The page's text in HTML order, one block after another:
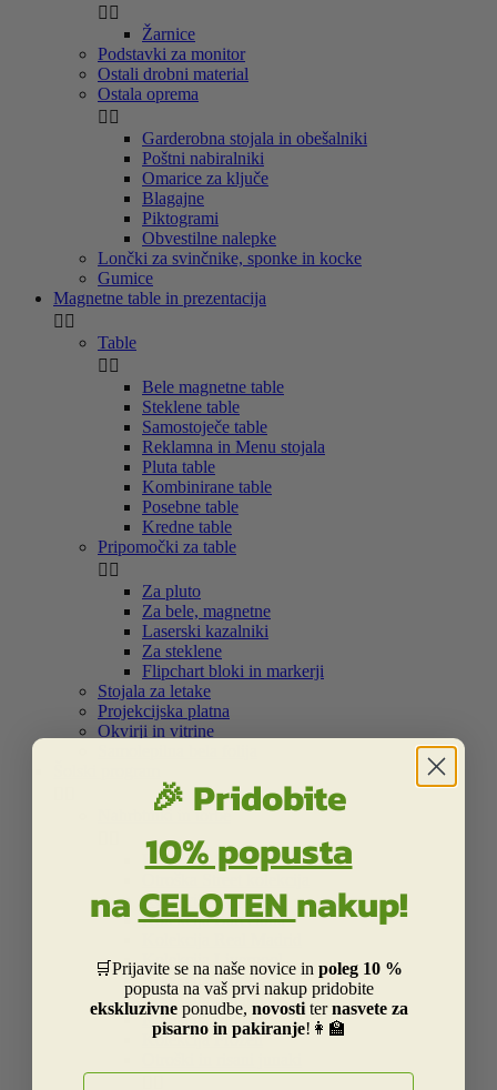
 
Žarnice
Podstavki za monitor
Ostali drobni material
Ostala oprema
 
Garderobna stojala in obešalniki
Poštni nabiralniki
Omarice za ključe
Blagajne
Piktogrami
Obvestilne nalepke
Lončki za svinčnike, sponke in kocke
Gumice
Magnetne table in prezentacija
 
Table
 
Bele magnetne table
Steklene table
Samostoječe table
Reklamna in Menu stojala
Pluta table
Kombinirane table
Posebne table
Kredne table
Pripomočki za table
 
Za pluto
Za bele, magnetne
Laserski kazalniki
Za steklene
Flipchart bloki in markerji
Stojala za letake
Projekcijska platna
Okvirji in vitrine
Nahrbtniki in torbe
Kolekcija Street
Kolekcija Centrum
Kolekcija Barcelona
Kolekcija Liverpool
Kolekcija Dakar
Kolekcija Catalina Estrada
Kolekcija Smiley
Kolekcija Frozen
🎉 Pridobite
10% popusta
naCELOTENnakup!
🛒Prijavite se na naše novice in poleg 10 %
popusta na vaš prvi nakup pridobite
ekskluzivneponudbe, novosti ternasvete za
pisarno in pakiranje!👩‍🏫
E-naslov